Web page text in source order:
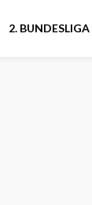
2. BUNDESLIGA